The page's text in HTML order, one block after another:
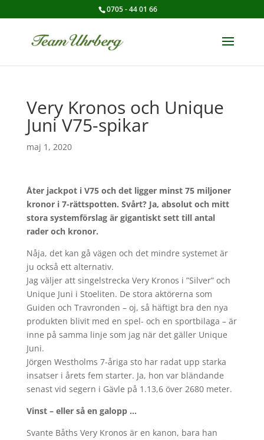
0705 - 44 01 66
Very Kronos och Unique
Juni V75-spikar
maj 1, 2020
Åter jackpot i V75 och det ligger minst 75 miljoner
kronor i 7-rättspotten. Svårt? Ja, absolut och mitt
stora systemförslag är gigantiskt sett till antal
rader och kronor.
Nåja, det kan gå vägen och det mindre systemet är
ju också ett alternativ.
Jag väljer att singelstrecka Very Kronos i ”Silver” och
Unique Juni i Stoeliten. De stora aktörerna som
Guiden och Travronden – oj, så häftigt bra den nya
produkten blivit med en spel- och en sportbilaga – är
inne på samma linje som jag när det gäller Unique
Juni.
Jörgen Westholms 7-åriga sto har radat upp starka
insatser i årets fem starter. Ja, hon var bländande
senast vid segern i Gävle på 1.13,6 över 2680 meter.
Vinst – eller så en galopp …
Svante Båths Very Kronos är en kanon, bara han